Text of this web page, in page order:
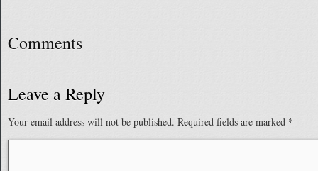
Comments
Leave a Reply
Your email address will not be published. Required fields are marked *